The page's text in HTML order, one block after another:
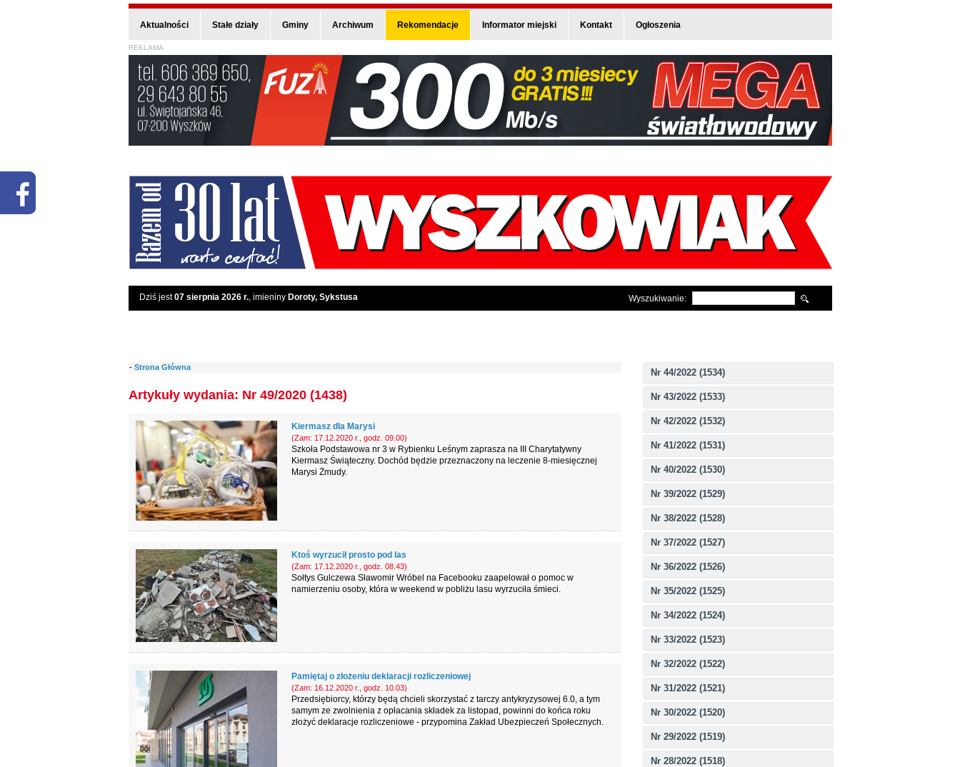
Aktualności Stałe działy Gminy Archiwum Rekomendacje Informator miejski Kontakt Ogłoszenia
REKLAMA
Dziś jest07 sierpnia 2026 r., imieniny Doroty, Sykstusa Wyszukiwanie:
Nr 44/2022 (1534)
Nr 43/2022 (1533)
Nr 42/2022 (1532)
Nr 41/2022 (1531)
Nr 40/2022 (1530)
Nr 39/2022 (1529)
Nr 38/2022 (1528)
Nr 37/2022 (1527)
Nr 36/2022 (1526)
Nr 35/2022 (1525)
Nr 34/2022 (1524)
Nr 33/2022 (1523)
Nr 32/2022 (1522)
Nr 31/2022 (1521)
Nr 30/2022 (1520)
Nr 29/2022 (1519)
Nr 28/2022 (1518)
- Strona Główna
Artykuły wydania: Nr 49/2020 (1438)
Kiermasz dla Marysi
(Zam: 17.12.2020 r., godz. 09.00)
Szkoła Podstawowa nr 3 w Rybienku Leśnym zaprasza na III Charytatywny
Kiermasz Świąteczny. Dochód będzie przeznaczony na leczenie 8-miesięcznej
Marysi Żmudy.
Ktoś wyrzucił prosto pod las
(Zam: 17.12.2020 r., godz. 08.43)
Sołtys Gulczewa Sławomir Wróbel na Facebooku zaapelował o pomoc w
namierzeniu osoby, która w weekend w pobliżu lasu wyrzuciła śmieci.
Pamiętaj o złożeniu deklaracji rozliczeniowej
(Zam: 16.12.2020 r., godz. 10.03)
Przedsiębiorcy, którzy będą chcieli skorzystać z tarczy antykryzysowej 6.0, a tym
samym ze zwolnienia z opłacania składek za listopad, powinni do końca roku
złożyć deklaracje rozliczeniowe - przypomina Zakład Ubezpieczeń Społecznych.